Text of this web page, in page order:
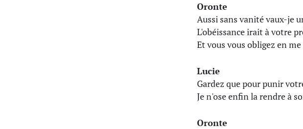
Oronte
Aussi sans vanité vaux-je
L'obéissance irait à votre
Et vous vous obligez en
Lucie
Gardez que pour punir
Je n'ose enfin la rendre à
Oronte